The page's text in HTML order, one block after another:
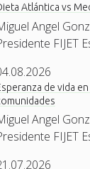
Atlántica vs
Angel
FIJET
de vida
Angel
FIJET